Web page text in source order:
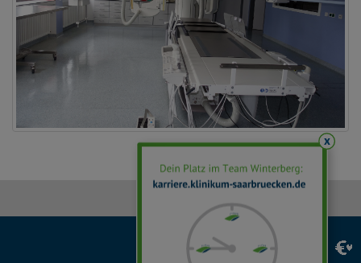
TikTok
YouTube
LinkedIn
Instagram
Facebook
x